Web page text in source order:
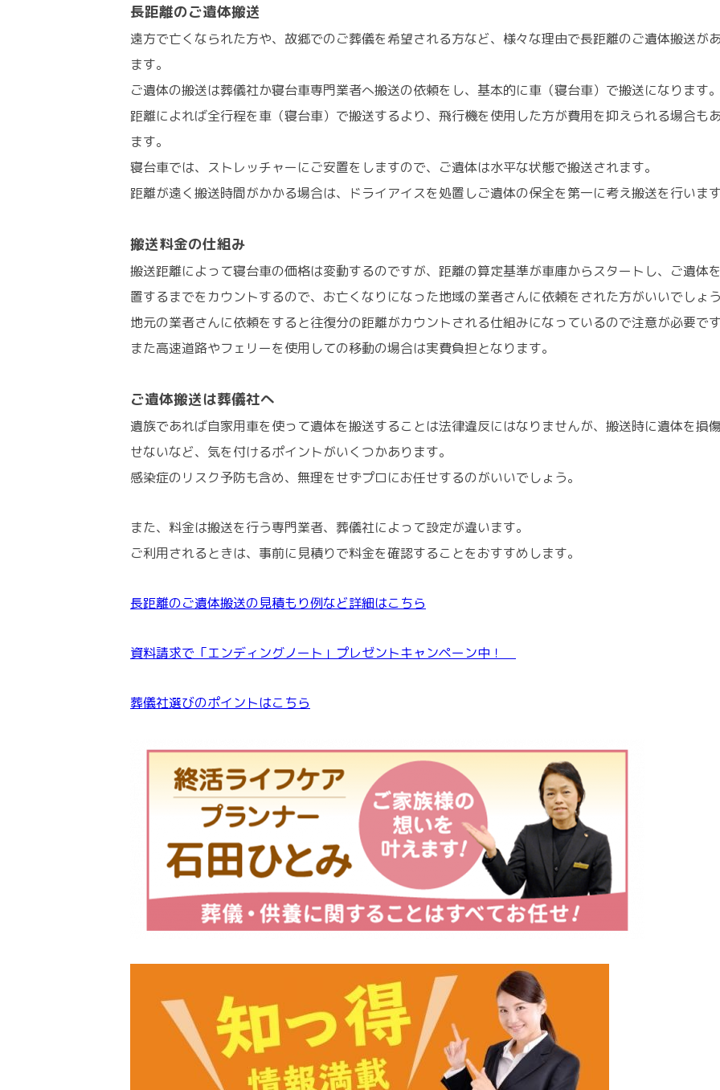
長距離のご遺体搬送
遠方で亡くなられた方や、故郷でのご葬儀を希望される方など、様々な理由で長距離のご遺体搬送が
ます。
ご遺体の搬送は葬儀社か寝台車専門業者へ搬送の依頼をし、基本的に車（寝台車）で搬送になります。
距離によれば全行程を車（寝台車）で搬送するより、飛行機を使用した方が費用を抑えられる場合も
ます。
寝台車では、ストレッチャーにご安置をしますので、ご遺体は水平な状態で搬送されます。
距離が遠く搬送時間がかかる場合は、ドライアイスを処置しご遺体の保全を第一に考え搬送を行います
搬送料金の仕組み
搬送距離によって寝台車の価格は変動するのですが、距離の算定基準が車庫からスタートし、ご遺体
置するまでをカウントするので、お亡くなりになった地域の業者さんに依頼をされた方がいいでしょう
地元の業者さんに依頼をすると往復分の距離がカウントされる仕組みになっているので注意が必要です
また高速道路やフェリーを使用しての移動の場合は実費負担となります。
ご遺体搬送は葬儀社へ
遺族であれば自家用車を使って遺体を搬送することは法律違反にはなりませんが、搬送時に遺体を損
せないなど、気を付けるポイントがいくつかあります。
感染症のリスク予防も含め、無理をせずプロにお任せするのがいいでしょう。
また、料金は搬送を行う専門業者、葬儀社によって設定が違います。
ご利用されるときは、事前に見積りで料金を確認することをおすすめします。
長距離のご遺体搬送の見積もり例など詳細はこちら
資料請求で「エンディングノート」プレゼントキャンペーン中！
葬儀社選びのポイントはこちら